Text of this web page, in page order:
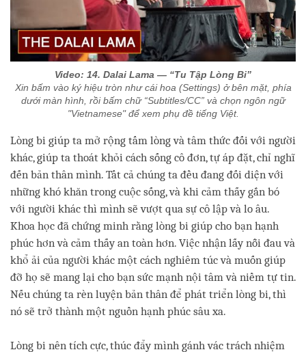
Video: 14. Dalai Lama — “Tu Tập Lòng Bi”
Xin bấm vào ký hiệu tròn như cái hoa (Settings) ở bên mặt, phía
dưới màn hình, rồi bấm chữ “Subtitles/CC” và chọn ngôn ngữ
"Vietnamese" để xem phụ đề tiếng Việt.
Lòng bi giúp ta mở rộng tấm lòng và tâm thức đối với người
khác, giúp ta thoát khỏi cách sống cô đơn, tự áp đặt, chỉ nghĩ
đến bản thân mình. Tất cả chúng ta đều đang đối diện với
những khó khăn trong cuộc sống, và khi cảm thấy gắn bó
với người khác thì mình sẽ vượt qua sự cô lập và lo âu.
Khoa học đã chứng minh rằng lòng bi giúp cho bạn hạnh
phúc hơn và cảm thấy an toàn hơn. Việc nhận lấy nỗi đau và
khổ ải của người khác một cách nghiêm túc và muốn giúp
đỡ họ sẽ mang lại cho bạn sức mạnh nội tâm và niềm tự tin.
Nếu chúng ta rèn luyện bản thân để phát triển lòng bi, thì
nó sẽ trở thành một nguồn hạnh phúc sâu xa.
Lòng bi nên tích cực, thúc đẩy mình gánh vác trách nhiệm